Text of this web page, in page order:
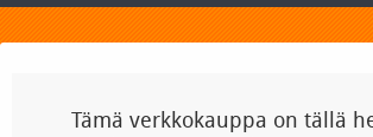
Tämä verkkokauppa on tällä